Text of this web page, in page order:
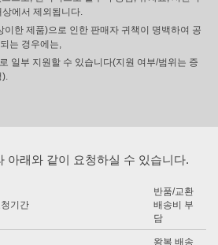
에서 제외됩니다.
한 제품)으로 인한 판매자 귀책이 명백하여 공
는 경우에는,
일부 지원할 수 있습니다(지원 여부/범위는 증
).
아래와 같이 요청하실 수 있습니다.
기간
반품/교환
배송비 부
담
왕복 배송